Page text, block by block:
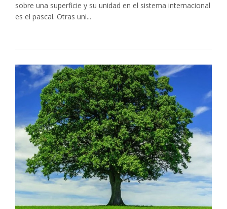
sobre una superficie y su unidad en el sistema internacional
es el pascal. Otras uni...